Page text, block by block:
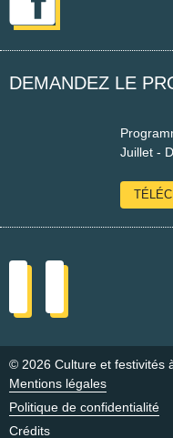
DEMANDEZ LE
Juillet -
© 2026 Culture et festivités
Mentions légales
Politique de confidentialité
Crédits